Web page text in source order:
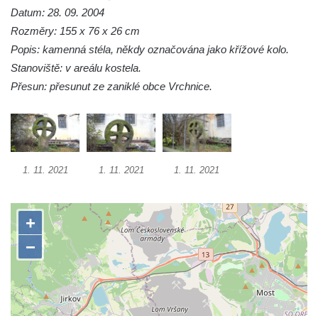
Datum: 28. 09. 2004
Rozměry: 155 x 76 x 26 cm
Popis: kamenná stéla, někdy označována jako křížové kolo.
Stanoviště: v areálu kostela.
Přesun: přesunut ze zaniklé obce Vrchnice.
1. 11. 2021 1. 11. 2021 1. 11. 2021